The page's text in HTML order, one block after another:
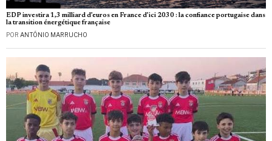
EDP investira 1,3 milliard d’euros en France d’ici 2030 : la confiance portugaise dans
la transition énergétique française
POR ANTÓNIO MARRUCHO